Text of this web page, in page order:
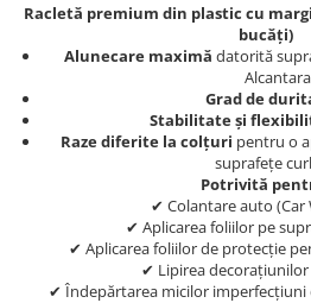
Racletă premium din plastic cu
bucăți)
Alunecare maximă datorită
Alcantara
Grad de
Stabilitate și
Raze diferite la colțuri pentru o
suprafețe
Potrivită
✔ Colantare auto (Car
✔ Aplicarea foliilor pe
✔ Aplicarea foliilor de protecție
✔ Lipirea
✔ Îndepărtarea micilor imperfecțiuni